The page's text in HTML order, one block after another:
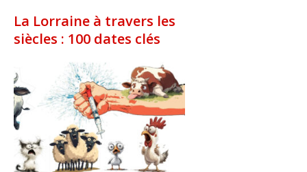
La Lorraine à travers les
siècles : 100 dates clés